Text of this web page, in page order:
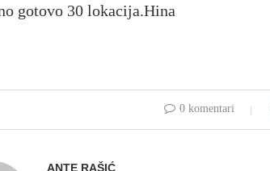
gotovo 30 lokacija.Hina
0 komentari
ANTE RAŠIĆ